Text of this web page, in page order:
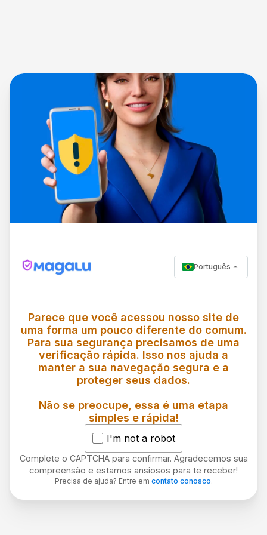
Português
Parece que você acessou nosso site de
uma forma um pouco diferente do comum.
Para sua segurança precisamos de uma
verificação rápida. Isso nos ajuda a
manter a sua navegação segura e a
proteger seus dados.
Não se preocupe, essa é uma etapa
simples e rápida!
I'm not a robot
Complete o CAPTCHA para confirmar. Agradecemos sua
compreensão e estamos ansiosos para te receber!
Precisa de ajuda? Entre em contato conosco.